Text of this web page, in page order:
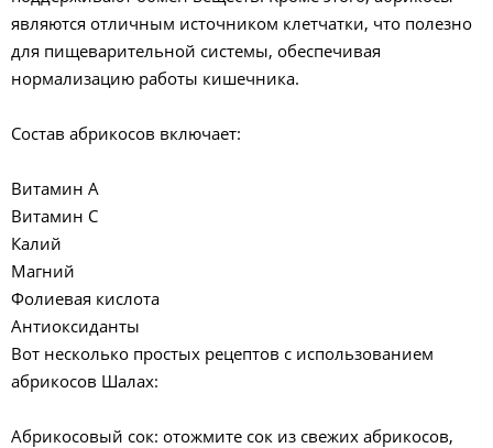
являются отличным источником клетчатки, что полезно
для пищеварительной системы, обеспечивая
нормализацию работы кишечника.
Состав абрикосов включает:
Витамин A
Витамин C
Калий
Магний
Фолиевая кислота
Антиоксиданты
Вот несколько простых рецептов с использованием
абрикосов Шалах:
Абрикосовый сок: отожмите сок из свежих абрикосов,